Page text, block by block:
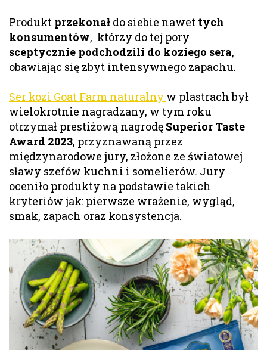
Produkt przekonał do siebie nawet tych
konsumentów, którzy do tej pory
sceptycznie podchodzili do koziego sera,
obawiając się zbyt intensywnego zapachu.
Ser kozi Goat Farm naturalny w plastrach był
wielokrotnie nagradzany, w tym roku
otrzymał prestiżową nagrodę Superior Taste
Award 2023, przyznawaną przez
międzynarodowe jury, złożone ze światowej
sławy szefów kuchni i somelierów. Jury
oceniło produkty na podstawie takich
kryteriów jak: pierwsze wrażenie, wygląd,
smak, zapach oraz konsystencja.